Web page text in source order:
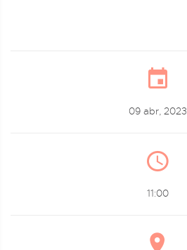
09 abr, 2023
11:00